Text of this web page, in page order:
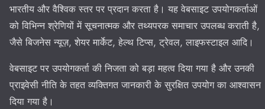
भारतीय और वैश्विक स्तर पर प्रदान करता है। यह वेबसाइट उपयोगकर्ताओं
को विभिन्न श्रेणियों में सूचनात्मक और तथ्यपरक समाचार उपलब्ध कराती है,
जैसे बिजनेस न्यूज़, शेयर मार्केट, हेल्थ टिप्स, ट्रेवल, लाइफस्टाइल आदि।
वेबसाइट पर उपयोगकर्ता की निजता को बड़ा महत्व दिया गया है और उनकी
प्राइवेसी नीति के तहत व्यक्तिगत जानकारी के सुरक्षित उपयोग का आश्वासन
दिया गया है।